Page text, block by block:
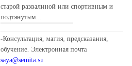
старой развалиной или спортивным и
подтянутым...
-Консультация, магия, предсказания,
обучение. Электронная почта
saya@semita.su